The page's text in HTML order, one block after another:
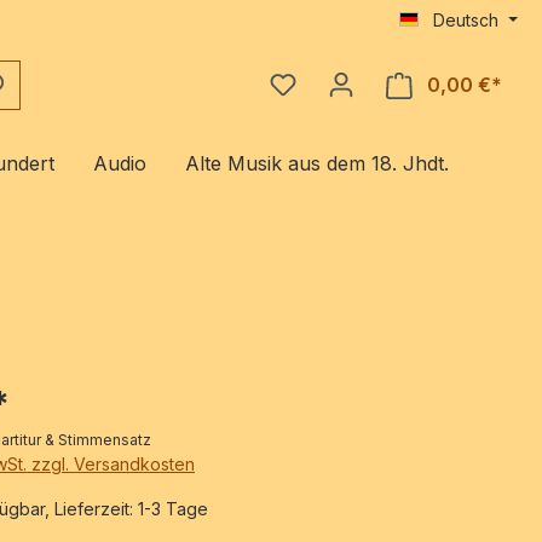
Deutsch
0,00 €*
Audio Alte Musik aus dem 18. Jhdt.
& Stimmensatz
zzgl. Versandkosten
Lieferzeit: 1-3 Tage